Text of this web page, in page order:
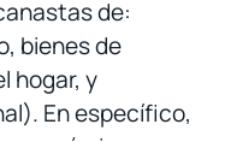
de:
bienes de
hogar, y
En específico,